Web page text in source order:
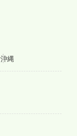
沖縄